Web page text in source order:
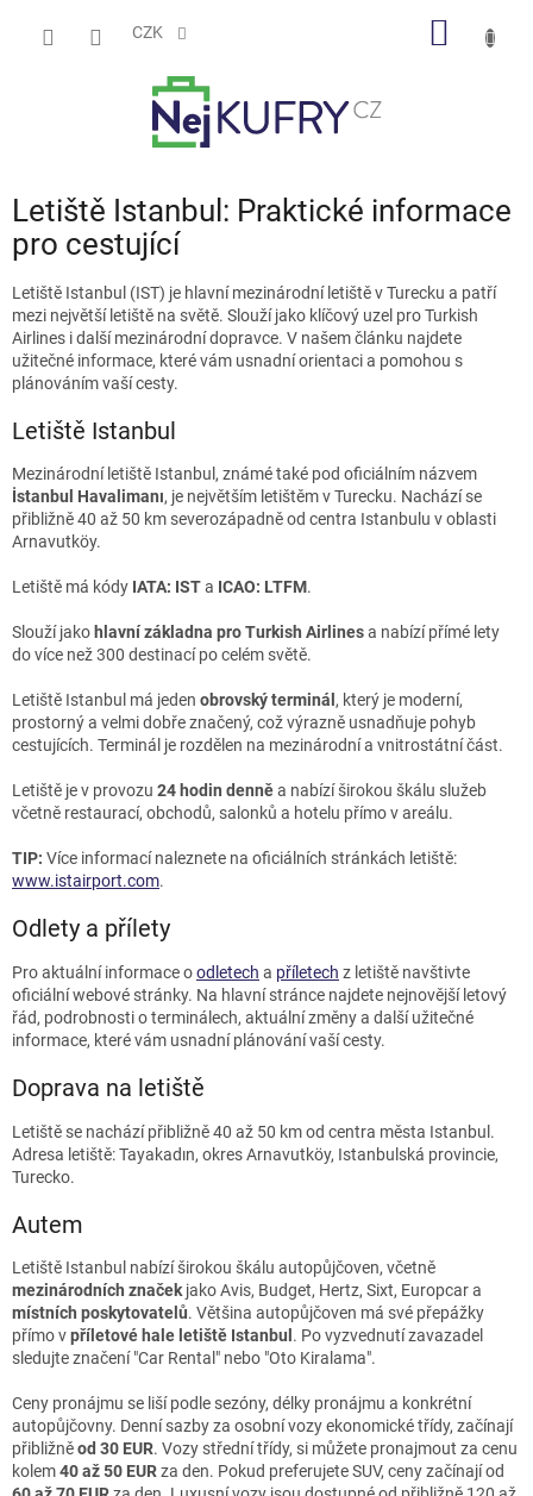
CZK
Letiště Istanbul: Praktické informace
pro cestující
Letiště Istanbul (IST) je hlavní mezinárodní letiště v Turecku a patří
mezi největší letiště na světě. Slouží jako klíčový uzel pro Turkish
Airlines i další mezinárodní dopravce. V našem článku najdete
užitečné informace, které vám usnadní orientaci a pomohou s
plánováním vaší cesty.
Letiště Istanbul
Mezinárodní letiště Istanbul, známé také pod oficiálním názvem
İstanbul Havalimanı, je největším letištěm v Turecku. Nachází se
přibližně 40 až 50 km severozápadně od centra Istanbulu v oblasti
Arnavutköy.
Letiště má kódy IATA: ISTa ICAO: LTFM.
Slouží jako hlavní základna pro Turkish Airlinesa nabízí přímé lety
do více než 300 destinací po celém světě.
Letiště Istanbul má jeden obrovský terminál , který je moderní,
prostorný a velmi dobře značený, což výrazně usnadňuje pohyb
cestujících. Terminál je rozdělen na mezinárodní a vnitrostátní část.
Letiště je v provozu 24 hodin denněa nabízí širokou škálu služeb
včetně restaurací, obchodů, salonků a hotelu přímo v areálu.
TIP: Více informací naleznete na oficiálních stránkách letiště:
www.istairport.com.
Odlety a přílety
Pro aktuální informace oodletech a příletech z letiště navštivte
oficiální webové stránky. Na hlavní stránce najdete nejnovější letový
řád, podrobnosti o terminálech, aktuální změny a další užitečné
informace, které vám usnadní plánování vaší cesty.
Doprava na letiště
Letiště se nachází přibližně 40 až 50 km od centra města Istanbul.
Adresa letiště: Tayakadın, okres Arnavutköy, Istanbulská provincie,
Turecko.
Autem
Letiště Istanbul nabízí širokou škálu autopůjčoven, včetně
mezinárodních značek jako Avis, Budget, Hertz, Sixt, Europcar a
místních poskytovatelů.​ Většina autopůjčoven má své přepážky
přímo vpříletové hale letiště Istanbul . Po vyzvednutí zavazadel
sledujte značení "Car Rental" nebo "Oto Kiralama".​
Ceny pronájmu se liší podle sezóny, délky pronájmu a konkrétní
autopůjčovny. Denní sazby za osobní vozy ekonomické třídy, začínají
přibližněod 30 EUR. Vozy střední třídy, si můžete pronajmout za cenu
kolem40 až 50 EURza den. Pokud preferujete SUV, ceny začínají od